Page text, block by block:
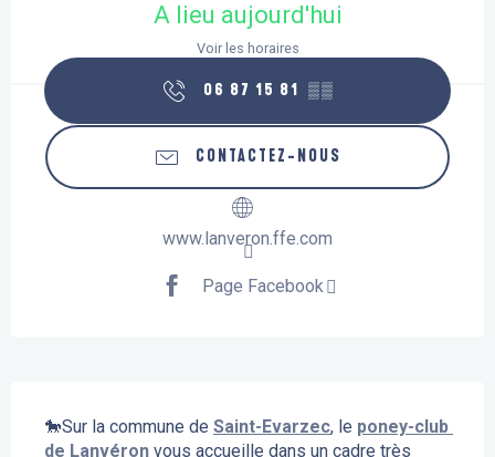
A lieu aujourd'hui
Voir les horaires
06 87 15 81 ▒▒
CONTACTEZ-NOUS
www.lanveron.ffe.com
Page Facebook
🐎Sur la commune de Saint-Evarzec, le poney-club
de Lanvéron vous accueille dans un cadre très